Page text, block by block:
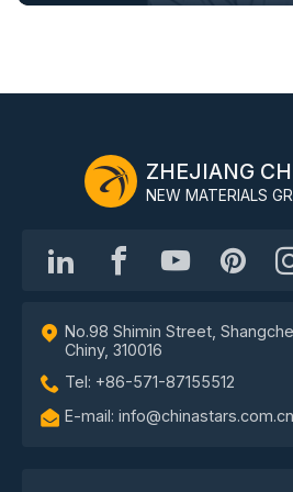
ZHEJIANG
NEW MATERIALS
No.98 Shimin Street,
Chiny, 310016
Tel: +86-571-87155512
E-mail: info@chinastars.com.cn